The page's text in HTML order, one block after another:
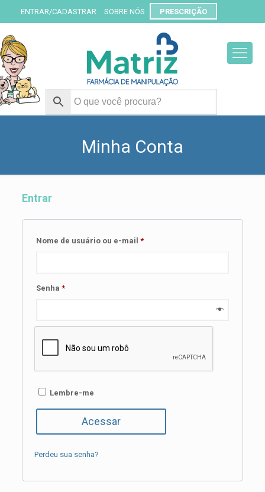
ENTRAR/CADASTRAR SOBRE NÓS PRESCRIÇÃO
Minha Conta
Entrar
Nome de usuário ou e-mail *Obrigatório
Senha *Obrigatório
Lembre-me
Acessar
Perdeu sua senha?